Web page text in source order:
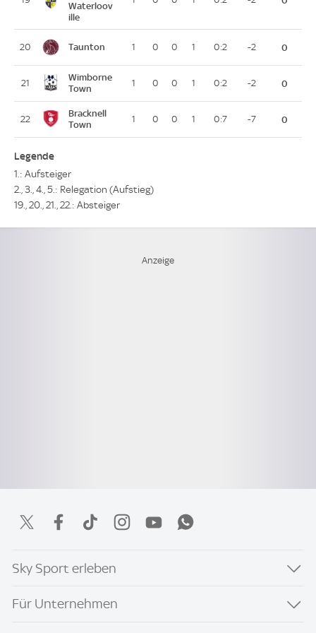
Waterloov
ille
20 Taunton 1 0 0 1 0:2 -2 0
21
Wimborne
Town
1 0 0 1 0:2 -2 0
22
Bracknell
Town
1 0 0 1 0:7 -7 0
Legende
1.: Aufsteiger
2., 3., 4., 5.: Relegation (Aufstieg)
19., 20., 21., 22.: Absteiger
Sky Sport erleben
Für Unternehmen